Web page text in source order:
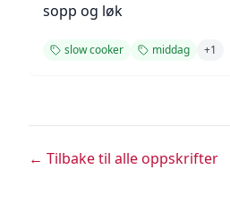
sopp og løk
slow cooker middag +1
← Tilbake til alle oppskrifter